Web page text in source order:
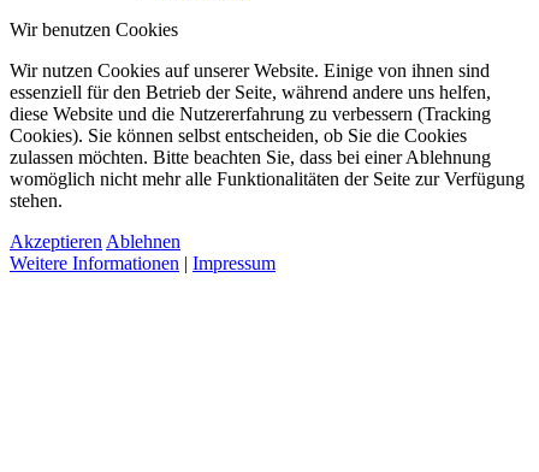
Wir benutzen Cookies
Wir nutzen Cookies auf unserer Website. Einige von ihnen sind
essenziell für den Betrieb der Seite, während andere uns helfen,
diese Website und die Nutzererfahrung zu verbessern (Tracking
Cookies). Sie können selbst entscheiden, ob Sie die Cookies
zulassen möchten. Bitte beachten Sie, dass bei einer Ablehnung
womöglich nicht mehr alle Funktionalitäten der Seite zur Verfügung
stehen.
Akzeptieren Ablehnen
Weitere Informationen | Impressum